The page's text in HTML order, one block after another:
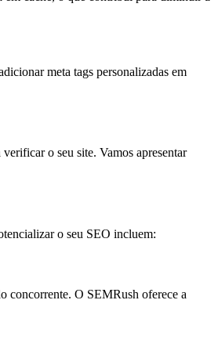
meta tags personalizadas em
o seu site. Vamos apresentar
o seu SEO incluem:
concorrente. O SEMRush oferece a